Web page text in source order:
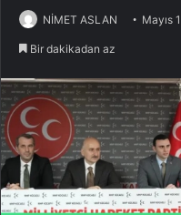
NİMET ASLAN Mayıs
Bir dakikadan az